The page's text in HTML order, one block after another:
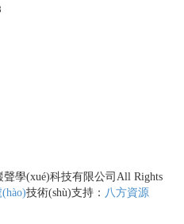
學(xué)科技有限公司 All Rights
技術(shù)支持： 八方資源